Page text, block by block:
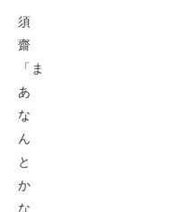
須
齋
「ま
あ
な
ん
と
か
な